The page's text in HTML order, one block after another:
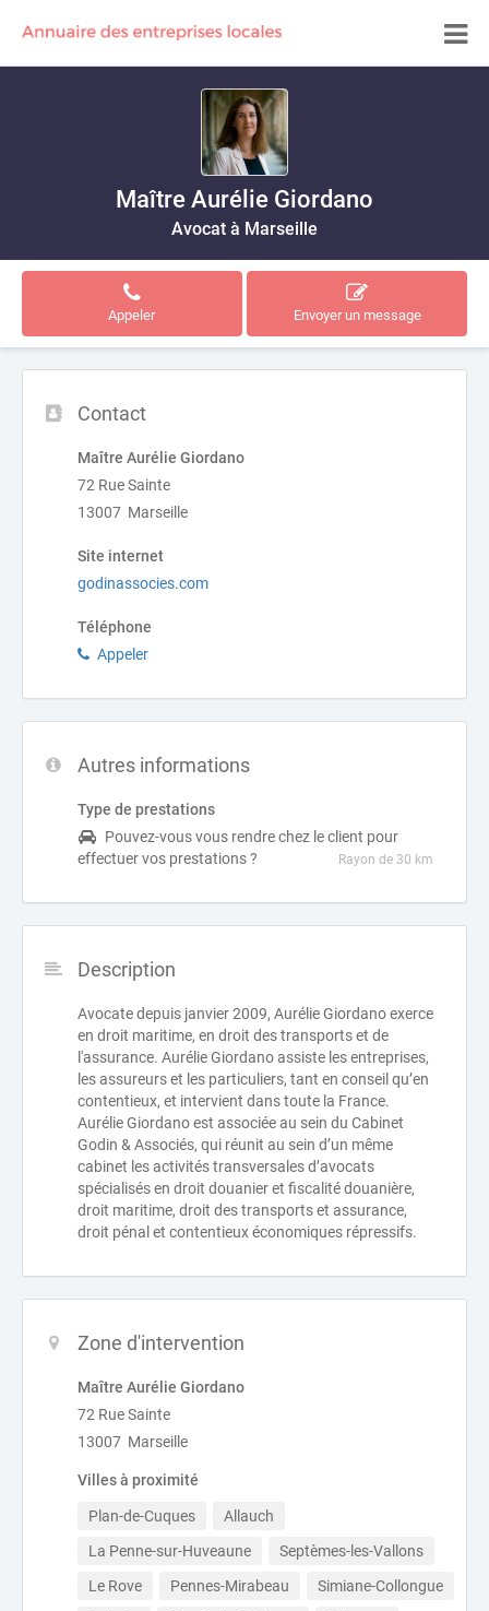
Maître Aurélie Giordano
Avocat à Marseille
Appeler Envoyer un message
Contact
Maître Aurélie Giordano
72 Rue Sainte
13007 Marseille
Site internet
godinassocies.com
Téléphone
Appeler
Autres informations
Type de prestations
Pouvez-vous vous rendre chez le client pour
effectuer vos prestations ?
Rayon de 30 km
Description
Avocate depuis janvier 2009, Aurélie Giordano exerce
en droit maritime, en droit des transports et de
l'assurance. Aurélie Giordano assiste les entreprises,
les assureurs et les particuliers, tant en conseil qu’en
contentieux, et intervient dans toute la France.
Aurélie Giordano est associée au sein du Cabinet
Godin & Associés, qui réunit au sein d’un même
cabinet les activités transversales d’avocats
spécialisés en droit douanier et fiscalité douanière,
droit maritime, droit des transports et assurance,
droit pénal et contentieux économiques répressifs.
Zone d'intervention
Maître Aurélie Giordano
72 Rue Sainte
13007 Marseille
Villes à proximité
Plan-de-Cuques
Allauch
La Penne-sur-Huveaune
Septèmes-les-Vallons
Le Rove
Pennes-Mirabeau
Simiane-Collongue